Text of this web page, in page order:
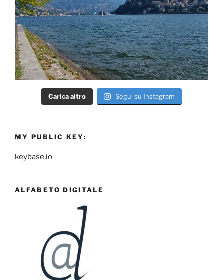
Carica altro Segui su Instagram
MY PUBLIC KEY:
keybase.io
ALFABETO DIGITALE